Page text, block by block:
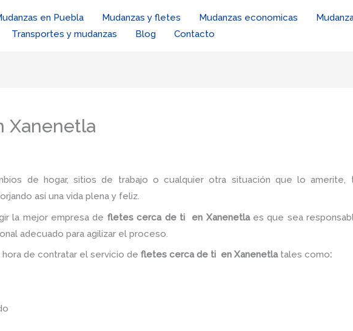
en Puebla Mudanzas y fletes Mudanzas economicas
Transportes y mudanzas Blog Contacto
Xanenetla
de hogar, sitios de trabajo o cualquier otra situación que lo amerite,
así una vida plena y feliz.
la mejor empresa de fletes cerca de ti en Xanenetla es que sea
adecuado para agilizar el proceso.
de contratar el servicio de fletes cerca de ti en Xanenetla tales como: